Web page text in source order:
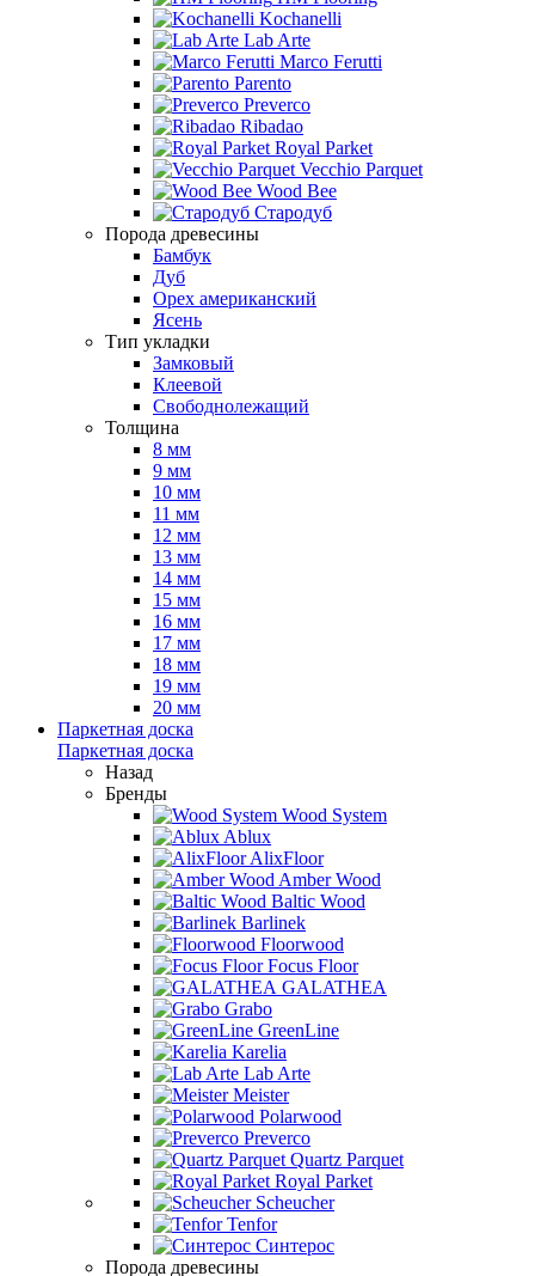
Kochanelli
Lab Arte
Marco Ferutti
Parento
Preverco
Ribadao
Royal Parket
Vecchio Parquet
Wood Bee
Стародуб
Порода древесины
Бамбук
Дуб
Орех американский
Ясень
Тип укладки
Замковый
Клеевой
Свободнолежащий
Толщина
8 мм
9 мм
10 мм
11 мм
12 мм
13 мм
14 мм
15 мм
16 мм
17 мм
18 мм
19 мм
20 мм
Паркетная доска
Паркетная доска
Назад
Бренды
Wood System
Ablux
AlixFloor
Amber Wood
Baltic Wood
Barlinek
Floorwood
Focus Floor
GALATHEA
Grabo
GreenLine
Karelia
Lab Arte
Meister
Polarwood
Preverco
Quartz Parquet
Royal Parket
Scheucher
Tenfor
Синтерос
Порода древесины